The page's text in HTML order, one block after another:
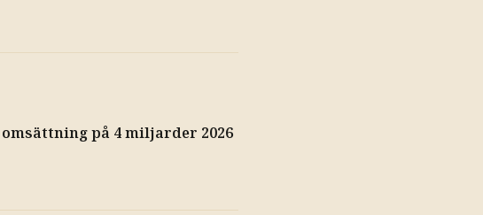
på 4 miljarder 2026